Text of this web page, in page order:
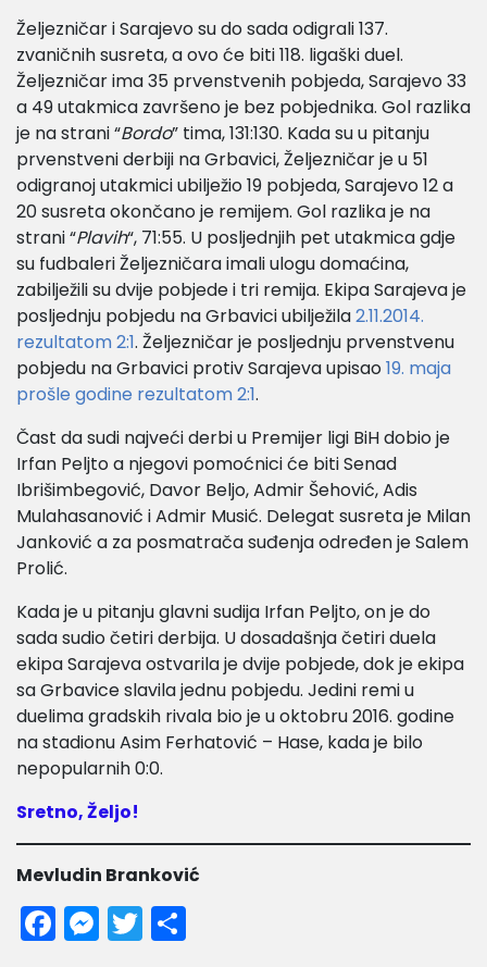
Željezničar i Sarajevo su do sada odigrali 137.
zvaničnih susreta, a ovo će biti 118. ligaški duel.
Željezničar ima 35 prvenstvenih pobjeda, Sarajevo 33
a 49 utakmica završeno je bez pobjednika. Gol razlika
je na strani “Bordo” tima, 131:130. Kada su u pitanju
prvenstveni derbiji na Grbavici, Željezničar je u 51
odigranoj utakmici ubilježio 19 pobjeda, Sarajevo 12 a
20 susreta okončano je remijem. Gol razlika je na
strani “Plavih“, 71:55. U posljednjih pet utakmica gdje
su fudbaleri Željezničara imali ulogu domaćina,
zabilježili su dvije pobjede i tri remija. Ekipa Sarajeva je
posljednju pobjedu na Grbavici ubilježila2.11.2014.
rezultatom 2:1. Željezničar je posljednju prvenstvenu
pobjedu na Grbavici protiv Sarajeva upisao19. maja
prošle godine rezultatom 2:1.
Čast da sudi najveći derbi u Premijer ligi BiH dobio je
Irfan Peljto a njegovi pomoćnici će biti Senad
Ibrišimbegović, Davor Beljo, Admir Šehović, Adis
Mulahasanović i Admir Musić. Delegat susreta je Milan
Janković a za posmatrača suđenja određen je Salem
Prolić.
Kada je u pitanju glavni sudija Irfan Peljto, on je do
sada sudio četiri derbija. U dosadašnja četiri duela
ekipa Sarajeva ostvarila je dvije pobjede, dok je ekipa
sa Grbavice slavila jednu pobjedu. Jedini remi u
duelima gradskih rivala bio je u oktobru 2016. godine
na stadionu Asim Ferhatović – Hase, kada je bilo
nepopularnih 0:0.
Sretno, Željo!
Mevludin Branković
Facebook
Messenger
Twitter